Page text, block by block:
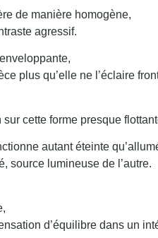
de manière homogène,
agressif.
plus qu’elle ne l’éclaire
sur cette forme presque
autant éteinte
source lumineuse de l’autre.
d’équilibre dans un